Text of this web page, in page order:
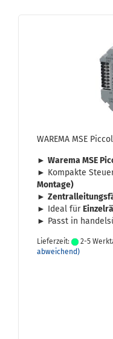
WA­RE­MA MSE
► Wa­re­ma MSE
► Kom­pak­te
Montage)
►
► Ideal für
► Passt in
Lieferzeit: 2-5
abweichend)